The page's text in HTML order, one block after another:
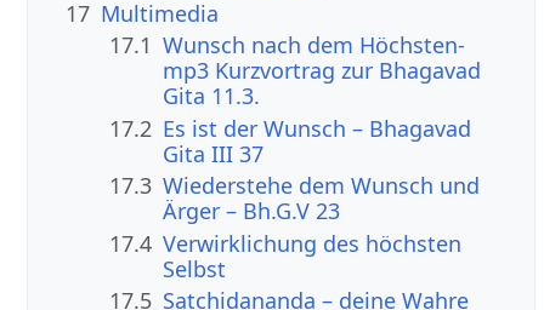
17 Multimedia
17.1 Wunsch nach dem Höchsten-
mp3 Kurzvortrag zur Bhagavad
Gita 11.3.
17.2 Es ist der Wunsch – Bhagavad
Gita III 37
17.3 Wiederstehe dem Wunsch und
Ärger – Bh.G.V 23
17.4 Verwirklichung des höchsten
Selbst
17.5 Satchidananda – deine Wahre